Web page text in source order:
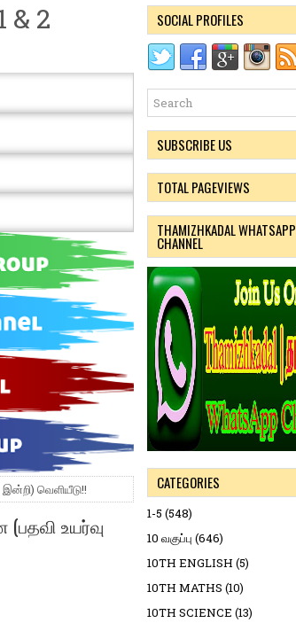
& 2
வெளியீடு!!
உயர்வு
SOCIAL PROFILES
SUBSCRIBE US
TOTAL PAGEVIEWS
THAMIZHKADAL WHATSAPP
CHANNEL
CATEGORIES
1-5 (548)
10 வகுப்பு (646)
10TH ENGLISH (5)
10TH MATHS (10)
10TH SCIENCE (13)